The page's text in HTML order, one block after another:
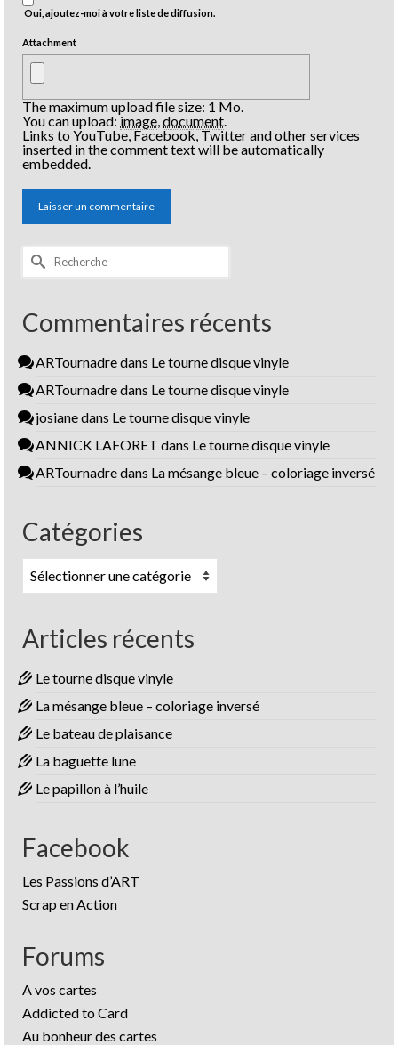
Oui, ajoutez-moi à votre liste de diffusion.
Attachment
The maximum upload file size: 1 Mo.
You can upload:image document
Links to YouTube, Facebook, Twitter and other services
inserted in the comment text will be automatically
embedded.
Rechercher :
Commentaires récents
ARTournadredans Le tourne disque vinyle
ARTournadredans Le tourne disque vinyle
josianedans Le tourne disque vinyle
ANNICK LAFORET dans Le tourne disque vinyle
ARTournadredans La mésange bleue – coloriage inversé
Catégories
Catégories
Articles récents
Le tourne disque vinyle
La mésange bleue – coloriage inversé
Le bateau de plaisance
La baguette lune
Le papillon à l’huile
Facebook
Les Passions d’ART
Scrap en Action
Forums
A vos cartes
Addicted to Card
Au bonheur des cartes